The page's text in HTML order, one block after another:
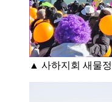
▲ 사하지회 새물